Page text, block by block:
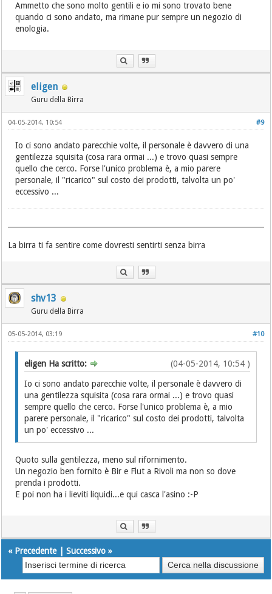
Ammetto che sono molto gentili e io mi sono trovato bene
quando ci sono andato, ma rimane pur sempre un negozio di
enologia.
eligen
Guru della Birra
#9
04-05-2014, 10:54
Io ci sono andato parecchie volte, il personale è davvero di una
gentilezza squisita (cosa rara ormai ...) e trovo quasi sempre
quello che cerco. Forse l'unico problema è, a mio parere
personale, il "ricarico" sul costo dei prodotti, talvolta un po'
eccessivo ...
La birra ti fa sentire come dovresti sentirti senza birra
shv13
Guru della Birra
#10
05-05-2014, 03:19
(04-05-2014, 10:54 )
eligen Ha scritto:
Io ci sono andato parecchie volte, il personale è davvero di
una gentilezza squisita (cosa rara ormai ...) e trovo quasi
sempre quello che cerco. Forse l'unico problema è, a mio
parere personale, il "ricarico" sul costo dei prodotti, talvolta
un po' eccessivo ...
Quoto sulla gentilezza, meno sul rifornimento.
Un negozio ben fornito è Bir e Flut a Rivoli ma non so dove
prenda i prodotti.
E poi non ha i lieviti liquidi...e qui casca l'asino :-P
« Precedente|Successivo »